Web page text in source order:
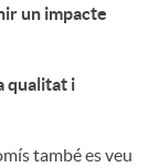
un impacte
qualitat i
també es veu